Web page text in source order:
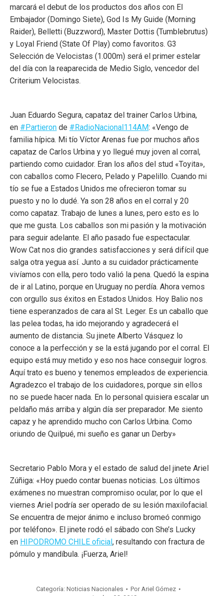
marcará el debut de los productos dos años con El
Embajador (Domingo Siete), God Is My Guide (Morning
Raider), Belletti (Buzzword), Master Dottis (Tumblebrutus)
y Loyal Friend (State Of Play) como favoritos. G3
Selección de Velocistas (1.000m) será el primer estelar
del día con la reaparecida de Medio Siglo, vencedor del
Criterium Velocistas.
Juan Eduardo Segura, capataz del trainer Carlos Urbina,
en #Partieron de #RadioNacional114AM: «Vengo de
familia hípica. Mi tío Víctor Arenas fue por muchos años
capataz de Carlos Urbina y yo llegué muy joven al corral,
partiendo como cuidador. Eran los años del stud «Toyita»,
con caballos como Flecero, Pelado y Papelillo. Cuando mi
tío se fue a Estados Unidos me ofrecieron tomar su
puesto y no lo dudé. Ya son 28 años en el corral y 20
como capataz. Trabajo de lunes a lunes, pero esto es lo
que me gusta. Los caballos son mi pasión y la motivación
para seguir adelante. El año pasado fue espectacular.
Wow Cat nos dio grandes satisfacciones y será difícil que
salga otra yegua así. Junto a su cuidador prácticamente
vivíamos con ella, pero todo valió la pena. Quedó la espina
de ir al Latino, porque en Uruguay no perdía. Ahora vemos
con orgullo sus éxitos en Estados Unidos. Hoy Balio nos
tiene esperanzados de cara al St. Leger. Es un caballo que
las pelea todas, ha ido mejorando y agradecerá el
aumento de distancia. Su jinete Alberto Vásquez lo
conoce a la perfección y se la está jugando por el corral. El
equipo está muy metido y eso nos hace conseguir logros.
Aquí trato es bueno y tenemos empleados de experiencia.
Agradezco el trabajo de los cuidadores, porque sin ellos
no se puede hacer nada. En lo personal quisiera escalar un
peldaño más arriba y algún día ser preparador. Me siento
capaz y he aprendido mucho con Carlos Urbina. Como
oriundo de Quilpué, mi sueño es ganar un Derby»
Secretario Pablo Mora y el estado de salud del jinete Ariel
Zúñiga: «Hoy puedo contar buenas noticias. Los últimos
exámenes no muestran compromiso ocular, por lo que el
viernes Ariel podría ser operado de su lesión maxilofacial.
Se encuentra de mejor ánimo e incluso bromeó conmigo
por teléfono». El jinete rodó el sábado con She’s Lucky
en HIPODROMO CHILE oficial, resultando con fractura de
pómulo y mandíbula. ¡Fuerza, Ariel!
Categoría: Noticias Nacionales PorAriel Gómez